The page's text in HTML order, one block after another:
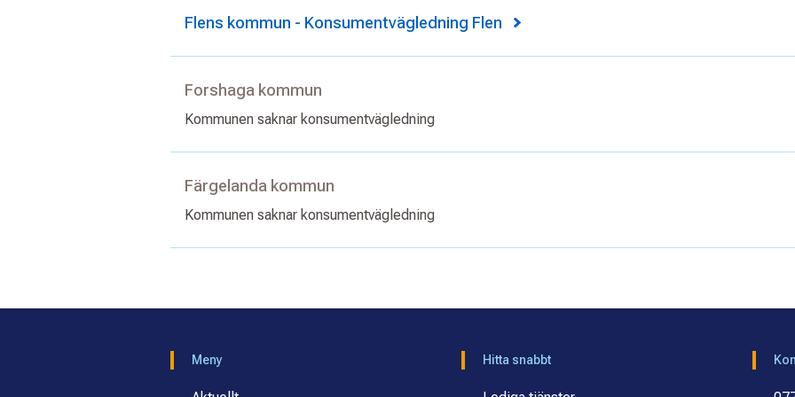
Flens kommun - Konsumentvägledning Flen
Forshaga kommun
Kommunen saknar konsumentvägledning
Färgelanda kommun
Kommunen saknar konsumentvägledning
Meny Hitta snabbt